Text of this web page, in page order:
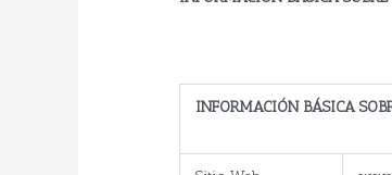
INFORMACIÓN BÁSICA